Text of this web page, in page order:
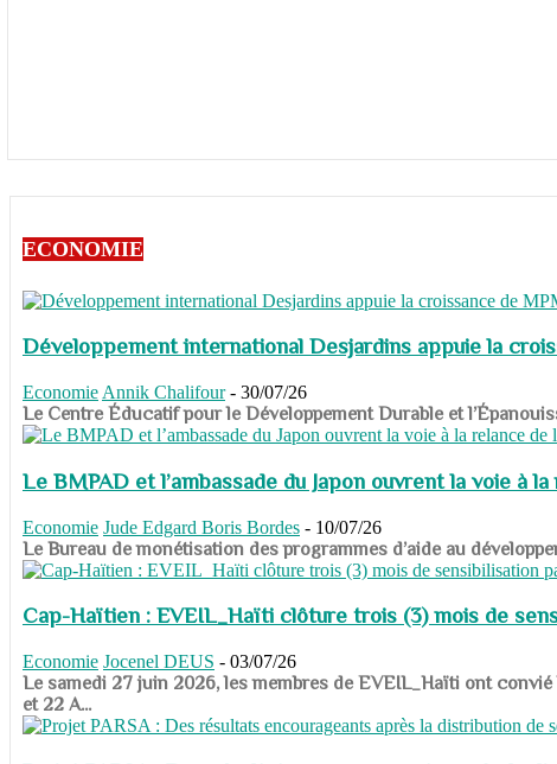
ECONOMIE
Développement international Desjardins appuie la
Economie Annik Chalifour - 30/07/26
​​​​​​​Le Centre Éducatif pour le Développement Durable et
Le BMPAD et l’ambassade du Japon ouvrent la voie à
Economie Jude Edgard Boris Bordes - 10/07/26
​​​​​​​Le Bureau de monétisation des programmes d’aide au
Cap-Haïtien : EVEIL_Haïti clôture trois (3) mois de
Economie Jocenel DEUS - 03/07/26
Le samedi 27 juin 2026, les membres de EVEIL_Haïti ont
et 22 A...